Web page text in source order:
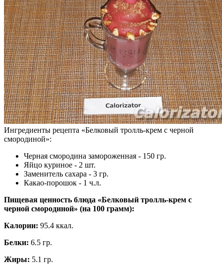
Ингредиенты рецепта «Белковый тролль-крем с черной
смородиной»:
Черная смородина замороженная - 150 гр.
Яйцо куриное - 2 шт.
Заменитель сахара - 3 гр.
Какао-порошок - 1 ч.л.
Пищевая ценность блюда «Белковый тролль-крем с
черной смородиной» (на 100 грамм):
Калории: 95.4 ккал.
Белки: 6.5 гр.
Жиры: 5.1 гр.